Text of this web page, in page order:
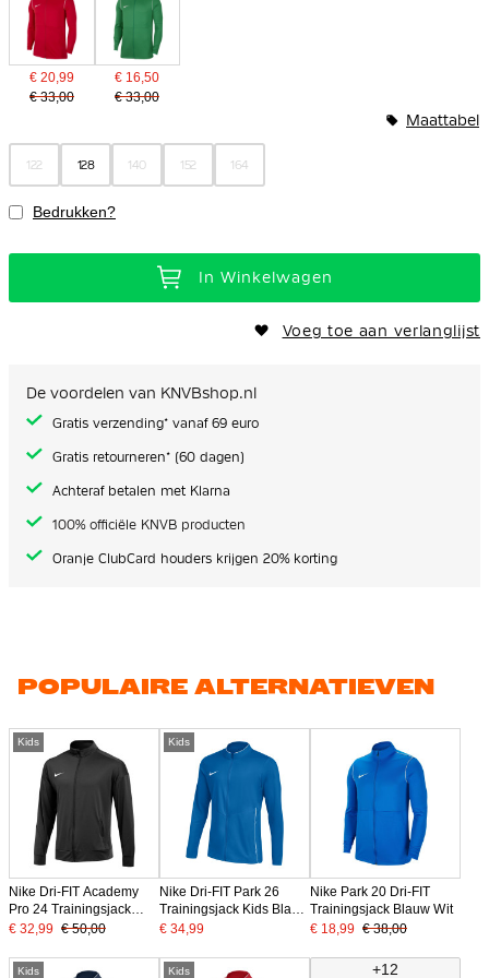
€ 20,99
€ 33,00
€ 16,50
€ 33,00
122 128 140 152 164
Maattabel
Bedrukken?
In Winkelwagen
Voeg toe aan verlanglijst
De voordelen van KNVBshop.nl
Gratis verzending* vanaf 69 euro
Gratis retourneren* (60 dagen)
Achteraf betalen met Klarna
100% officiële KNVB producten
Oranje ClubCard houders krijgen 20% korting
POPULAIRE ALTERNATIEVEN
Kids
Nike Dri-FIT Academy
Pro 24 Trainingsjack
Kids Zwart Wit
€ 32,99 € 50,00
Kids
Nike Dri-FIT Park 26
Trainingsjack Kids Blauw
Wit
€ 34,99
Nike Park 20 Dri-FIT
Trainingsjack Blauw Wit
€ 18,99 € 38,00
Kids Kids +12